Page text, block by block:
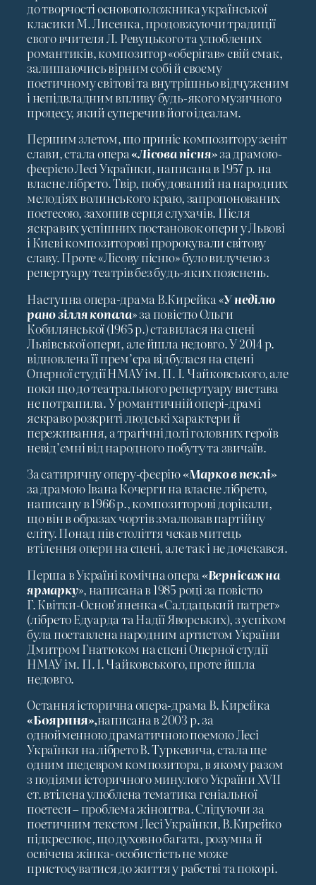
до творчості основоположника української
класики М. Лисенка, продовжуючи традиції
свого вчителя Л. Ревуцького та улюблених
романтиків, композитор «оберігав» свій смак,
залишаючись вірним собі й своєму
поетичному світові та внутрішньо відчуженим
і непідвладним впливу будь-якого музичного
процесу, який суперечив його ідеалам.
Першим злетом, що приніс композитору зеніт
слави, стала опера«Лісова пісня»за драмою-
феєрією Лесі Українки, написана в 1957 р. на
власне лібрето. Твір, побудований на народних
мелодіях волинського краю, запропонованих
поетесою, захопив серця слухачів. Після
яскравих успішних постановок опери у Львові
і Києві композиторові пророкували світову
славу. Проте «Лісову пісню» було вилучено з
репертуару театрів без будь-яких пояснень.
Наступна опера-драма В.Кирейка «У неділю
рано зілля копала» за повістю Ольги
Кобилянської (1965 р.) ставилася на сцені
Львівської опери, але йшла недовго. У 2014 р.
відновлена її прем’єра відбулася на сцені
Оперної студії НМАУ ім. П. І. Чайковського, але
поки що до театрального репертуару вистава
не потрапила. У романтичній опері-драмі
яскраво розкриті людські характери й
переживання, а трагічні долі головних героїв
невід’ємні від народного побуту та звичаїв.
За сатиричну оперу-феєрію«Марко в пеклі»
за драмою Івана Кочерги на власне лібрето,
написану в 1966 р., композиторові дорікали,
що він в образах чортів змалював партійну
еліту. Понад пів століття чекав митець
втілення опери на сцені, але так і не дочекався.
Перша в Україні комічна опера «Вернісаж на
ярмарку», написана в 1985 році за повістю
Г. Квітки-Основ’яненка «Салдацький патрет»
(лібрето Едуарда та Надії Яворських), з успіхом
була поставлена народним артистом України
Дмитром Гнатюком на сцені Оперної студії
НМАУ ім. П. І. Чайковського, проте йшла
недовго.
Остання історична опера-драма В. Кирейка
«Бояриня»,написана в 2003 р. за
однойменною драматичною поемою Лесі
Українки на лібрето В. Туркевича, стала ще
одним шедевром композитора, в якому разом
з подіями історичного минулого України XVII
ст. втілена улюблена тематика геніальної
поетеси – проблема жіноцтва. Слідуючи за
поетичним текстом Лесі Українки, В.Кирейко
підкреслює, що духовно багата, розумна й
освічена жінка- особистість не може
пристосуватися до життя у рабстві та покорі.